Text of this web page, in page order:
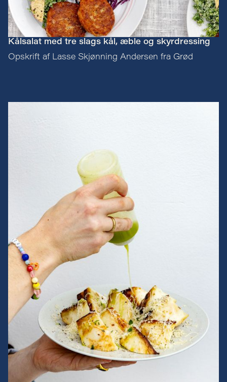
Kålsalat med tre slags kål, æble og skyrdressing
Opskrift af Lasse Skjønning Andersen fra Grød